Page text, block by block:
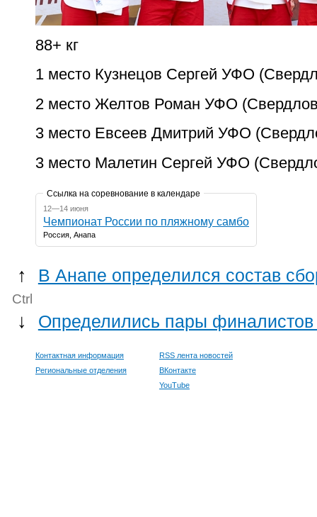
88+ кг
1 место Кузнецов Сергей УФО
2 место Желтов Роман УФО
3 место Евсеев Дмитрий УФО
3 место Малетин Сергей УФО
Ссылка на соревнование в календаре
12—14 июня
Чемпионат России по пляжному самбо
Россия, Анапа
↑ В Анапе определился состав
Ctrl
↓ Определились пары
Контактная информация
Региональные отделения
RSS лента новостей
ВКонтакте
YouTube